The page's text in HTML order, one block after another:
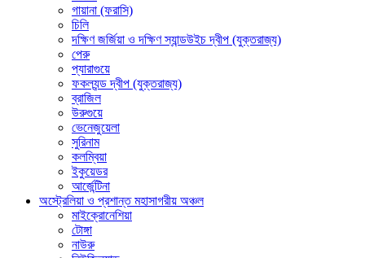
গায়ানা (ফরাসি)
চিলি
দক্ষিণ জর্জিয়া ও দক্ষিণ স্যান্ডউইচ দ্বীপ (যুক্তরাজ্য)
পেরু
প্যারাগুয়ে
ফকল্যন্ড দ্বীপ (যুক্তরাজ্য)
ব্রাজিল
উরুগুয়ে
ভেনেজুয়েলা
সুরিনাম
কলম্বিয়া
ইকুয়েডর
আর্জেন্টিনা
অস্ট্রেলিয়া ও প্রশান্ত মহাসাগরীয় অঞ্চল
মাইক্রোনেশিয়া
টোঙ্গা
নাউরু